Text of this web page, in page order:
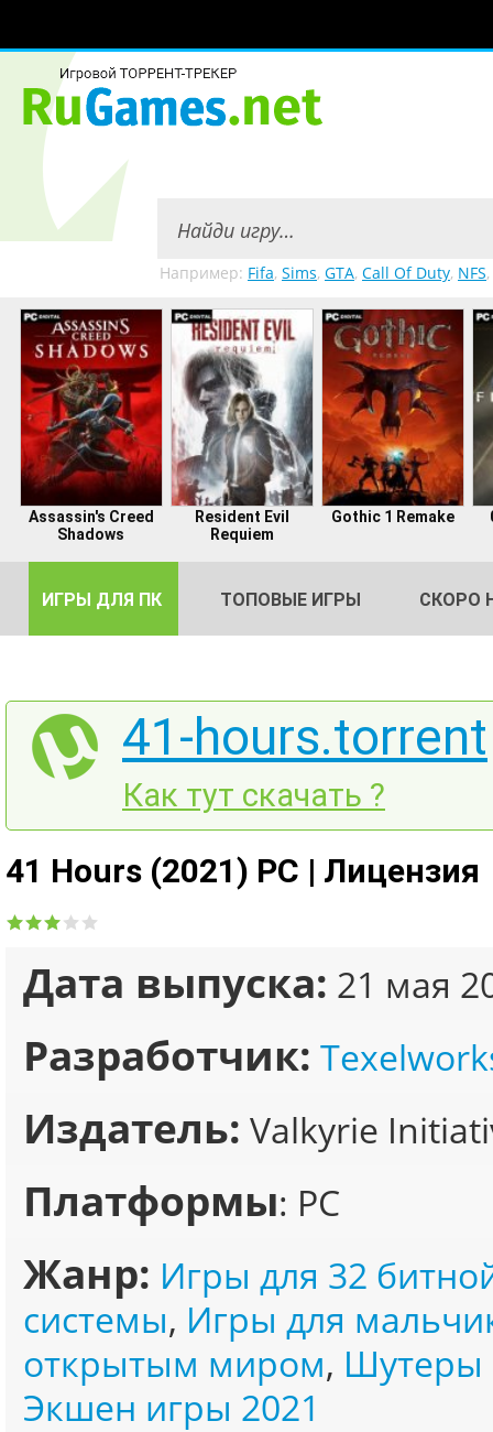
Например: Fifa, Sims, GTA, Call Of Duty, NFS,
Assassin's Creed
Shadows
Resident Evil
Requiem
Gothic 1 Remake
ИГРЫ ДЛЯ ПК ТОПОВЫЕ ИГРЫ СКОРО
41-hours.torrent
Как тут скачать ?
41 Hours (2021) PC | Лицензия
Дата выпуска: 21 мая
Разработчик:
Издатель: Valkyrie
Платформы: PC
Жанр: Игры для 32
системы, Игры для
открытым миром, Шутеры
Экшен игры 2021